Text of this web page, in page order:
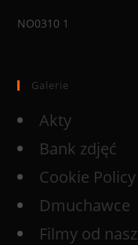
NO0310 1
Galerie
Akty
Bank zdjęć
Cookie Policy
Dmuchawce
Filmy od